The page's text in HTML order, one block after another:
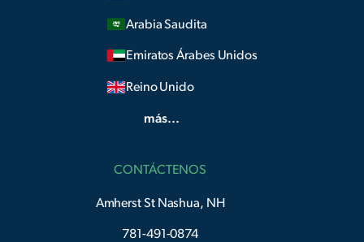
Arabia Saudita
Emiratos Árabes Unidos
Reino Unido
más...
CONTÁCTENOS
Amherst St Nashua, NH
781-491-0874